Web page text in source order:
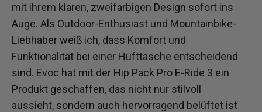
mit ihrem klaren, zweifarbigen Design sofort ins
Auge. Als Outdoor-Enthusiast und Mountainbike-
Liebhaber weiß ich, dass Komfort und
Funktionalität bei einer Hüfttasche entscheidend
sind. Evoc hat mit der Hip Pack Pro E-Ride 3 ein
Produkt geschaffen, das nicht nur stilvoll
aussieht, sondern auch hervorragend belüftet ist